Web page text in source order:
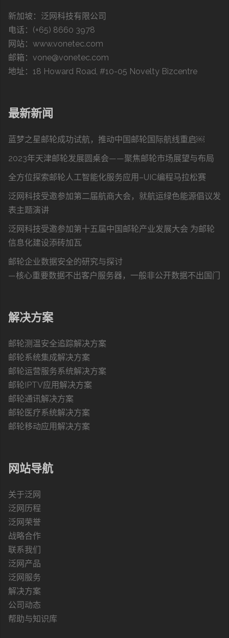
新加坡：泛网科技有限公司
电话：(+65) 8660 3978
网站： www.vonetec.com
邮箱：vone@vonetec.com
地址：18 Howard Road, #10-05 Novelty Bizcentre
最新新闻
蓝梦之星邮轮成功试航，推动中国邮轮国际航线重启￼
2023年天津邮轮发展圆桌会——聚焦邮轮市场展望与布局
全方位探索邮轮人工智能化服务应用–UIC编程马拉松赛
泛网科技受邀参加第二届航商大会，就航运绿色能源倡议发
表主题演讲
泛网科技受邀参加第十五届中国邮轮产业发展大会 为邮轮
信息化建设添砖加瓦
邮轮企业数据安全的研究与探讨
—核心重要数据不出客户服务器，一般非公开数据不出国门
解决方案
邮轮测温安全追踪解决方案
邮轮系统集成解决方案
邮轮运营服务系统解决方案
邮轮IPTV应用解决方案
邮轮通讯解决方案
邮轮医疗系统解决方案
邮轮移动应用解决方案
网站导航
关于泛网
泛网历程
泛网荣誉
战略合作
联系我们
泛网产品
泛网服务
解决方案
公司动态
帮助与知识库